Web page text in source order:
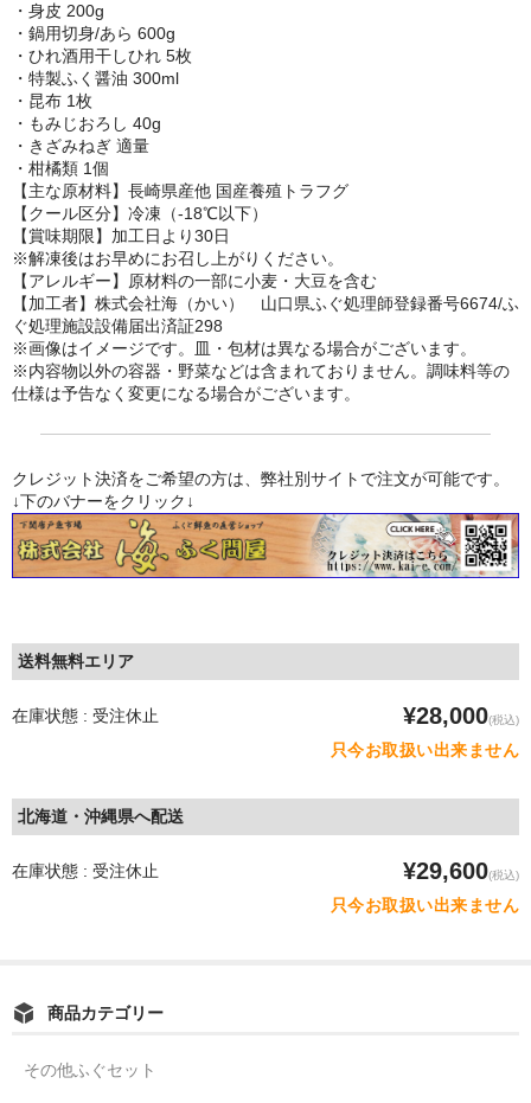
・身皮 200g
・鍋用切身/あら 600g
・ひれ酒用干しひれ 5枚
・特製ふく醤油 300ml
・昆布 1枚
・もみじおろし 40g
・きざみねぎ 適量
・柑橘類 1個
【主な原材料】長崎県産他 国産養殖トラフグ
【クール区分】冷凍（-18℃以下）
【賞味期限】加工日より30日
※解凍後はお早めにお召し上がりください。
【アレルギー】原材料の一部に小麦・大豆を含む
【加工者】株式会社海（かい） 山口県ふぐ処理師登録番号6674/ふ
ぐ処理施設設備届出済証298
※画像はイメージです。皿・包材は異なる場合がございます。
※内容物以外の容器・野菜などは含まれておりません。調味料等の
仕様は予告なく変更になる場合がございます。
クレジット決済をご希望の方は、弊社別サイトで注文が可能です。
↓下のバナーをクリック↓
送料無料エリア
在庫状態 : 受注休止 ¥28,000(税込)
只今お取扱い出来ません
北海道・沖縄県へ配送
在庫状態 : 受注休止 ¥29,600(税込)
只今お取扱い出来ません
商品カテゴリー
その他ふぐセット